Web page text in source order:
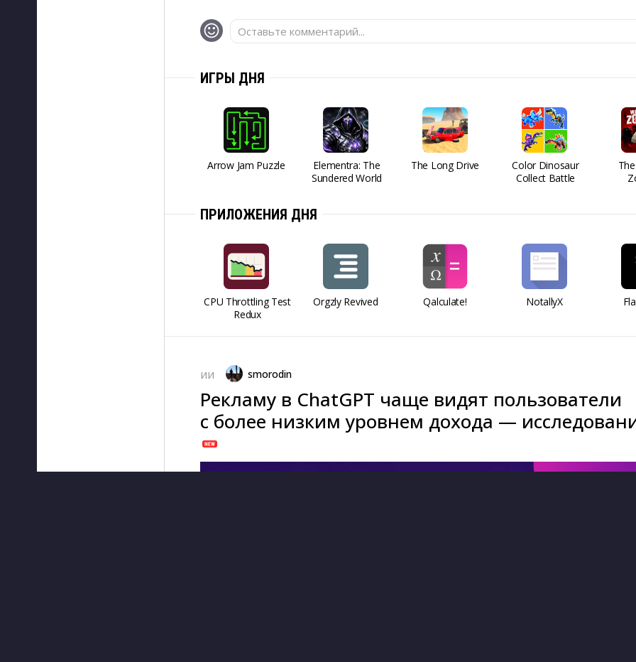
Оставьте комментарий...
ИГРЫ ДНЯ
Arrow Jam Puzzle
Elementra: The
Sundered World
The Long Drive
Color Dinosaur
Collect Battle
ПРИЛОЖЕНИЯ ДНЯ
CPU Throttling Test
Redux
Orgzly Revived Qalculate! NotallyX
ИИ smorodin
Рекламу в ChatGPT чаще видят пользователи
с более низким уровнем дохода —